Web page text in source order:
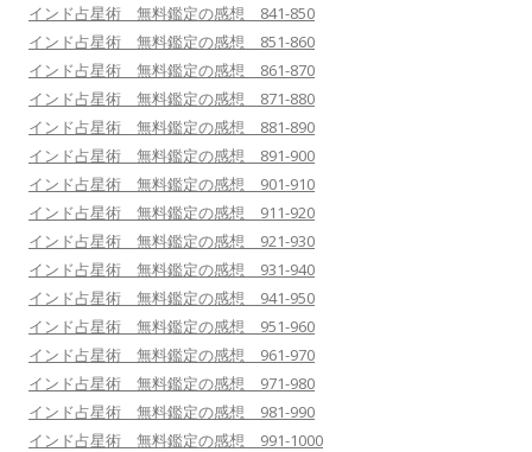
インド占星術 無料鑑定の感想 841-850
インド占星術 無料鑑定の感想 851-860
インド占星術 無料鑑定の感想 861-870
インド占星術 無料鑑定の感想 871-880
インド占星術 無料鑑定の感想 881-890
インド占星術 無料鑑定の感想 891-900
インド占星術 無料鑑定の感想 901-910
インド占星術 無料鑑定の感想 911-920
インド占星術 無料鑑定の感想 921-930
インド占星術 無料鑑定の感想 931-940
インド占星術 無料鑑定の感想 941-950
インド占星術 無料鑑定の感想 951-960
インド占星術 無料鑑定の感想 961-970
インド占星術 無料鑑定の感想 971-980
インド占星術 無料鑑定の感想 981-990
インド占星術 無料鑑定の感想 991-1000